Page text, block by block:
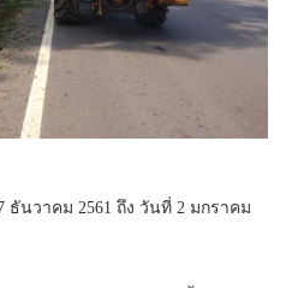
นวาคม 2561 ถึง วันที่ 2 มกราคม